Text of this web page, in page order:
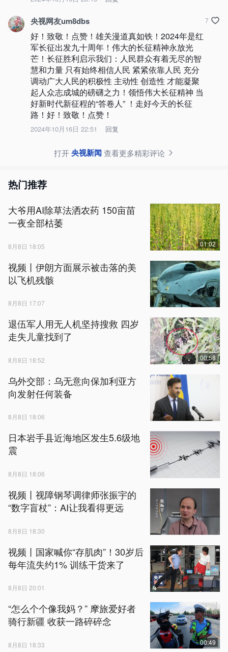
央视网友um8dbs
好！致敬！点赞！雄关漫道真如铁！2024年是红
军长征出发九十周年！伟大的长征精神永放光
芒！长征胜利启示我们：人民群众有着无尽的智
慧和力量 只有始终相信人民 紧紧依靠人民 充分
调动广大人民的积极性 主动性 创造性 才能凝聚
起人众志成城的磅礴之力！领悟伟大长征精神 当
好新时代新征程的“答卷人” ！走好今天的长征
路！好！致敬！点赞！
2024年10月16日 22:51 回复
7
打开央视新闻查看更多精彩评论
热门推荐
大爷用AI除草法洒农药 150亩苗
一夜全部枯萎
8月8日 18:05 01:02
视频丨伊朗方面展示被击落的美
以飞机残骸
8月8日 17:07
退伍军人用无人机坚持搜救 四岁
走失儿童找到了
8月8日 18:52 00:58
乌外交部：乌无意向保加利亚方
向发射任何装备
8月8日 18:06
日本岩手县近海地区发生5.6级地
震
8月8日 18:06
视频丨视障钢琴调律师张振宇的
“数字盲杖”：AI让我看得更远
8月8日 18:30
视频丨国家喊你“存肌肉”！30岁后
每年流失约1% 训练干货来了
8月8日 20:01
“怎么个个像我妈？” 摩旅爱好者
骑行新疆 收获一路碎碎念
8月8日 18:33 00:49